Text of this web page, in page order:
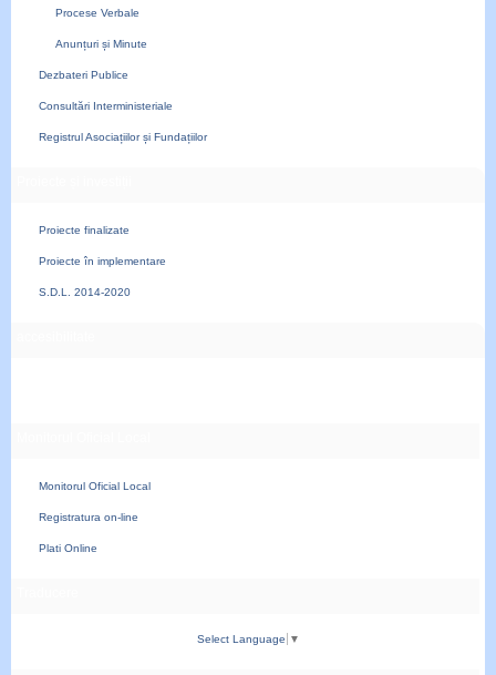
Procese Verbale
Anunțuri și Minute
Dezbateri Publice
Consultări Interministeriale
Registrul Asociațiilor și Fundațiilor
Proiecte finalizate
Proiecte în implementare
S.D.L. 2014-2020
Monitorul Oficial Local
Registratura on-line
Plati Online
Select Language ▼